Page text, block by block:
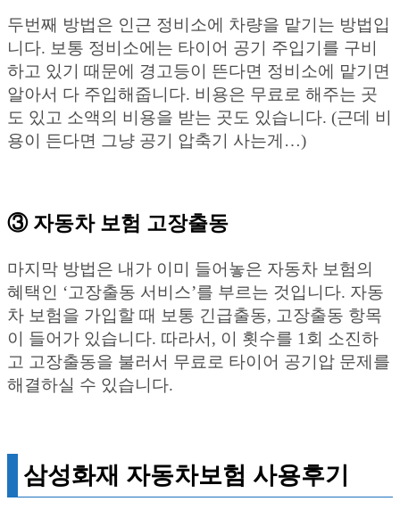
두번째 방법은 인근 정비소에 차량을 맡기는 방법입
니다. 보통 정비소에는 타이어 공기 주입기를 구비
하고 있기 때문에 경고등이 뜬다면 정비소에 맡기면
알아서 다 주입해줍니다. 비용은 무료로 해주는 곳
도 있고 소액의 비용을 받는 곳도 있습니다. (근데 비
용이 든다면 그냥 공기 압축기 사는게…)
③ 자동차 보험 고장출동
마지막 방법은 내가 이미 들어놓은 자동차 보험의
혜택인 ‘고장출동 서비스’를 부르는 것입니다. 자동
차 보험을 가입할 때 보통 긴급출동, 고장출동 항목
이 들어가 있습니다. 따라서, 이 횟수를 1회 소진하
고 고장출동을 불러서 무료로 타이어 공기압 문제를
해결하실 수 있습니다.
삼성화재 자동차보험 사용후기